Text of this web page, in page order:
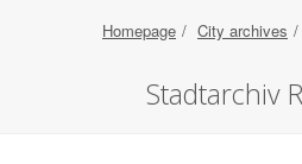
Homepage City archives
Stadtarchiv